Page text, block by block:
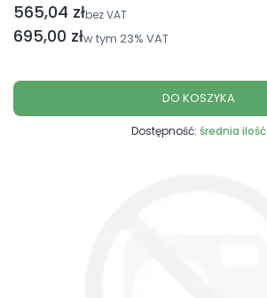
Cena brutto
695,00 złw tym 23% VAT
Cena netto
565,04 złbez VAT
DO KOSZYKA
Dostępność: średnia ilość